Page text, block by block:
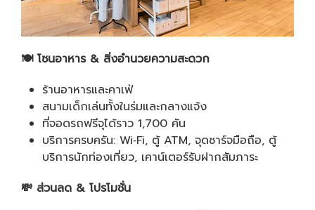
🍽️ โซนอาหาร & สิ่งอำนวยความสะดวก
ร้านอาหารและคาเฟ่
สนามเด็กเล่นทั้งในร่มและกลางแจ้ง
ที่จอดรถฟรีจุได้ราว 1,700 คัน
บริการครบครัน: Wi‑Fi, ตู้ ATM, จุดชาร์จมือถือ, ตู้
บริการนักท่องเที่ยว, เคาน์เตอร์รับฝากสัมภาระ
💸 ส่วนลด & โปรโมชั่น